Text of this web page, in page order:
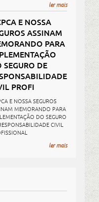
ler mais
E NOSSA
ASSINAM
PARA
SEGURO DE
PROFI
E NOSSA SEGUROS
MEMORANDO PARA
DO SEGURO
CIVIL
ler mais